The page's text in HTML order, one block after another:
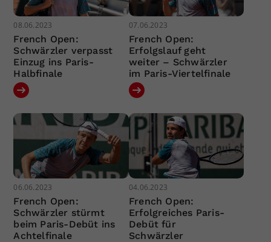
08.06.2023
French Open:
Schwärzler verpasst
Einzug ins Paris-
Halbfinale
07.06.2023
French Open:
Erfolgslauf geht
weiter – Schwärzler
im Paris-Viertelfinale
06.06.2023
French Open:
Schwärzler stürmt
beim Paris-Debüt ins
Achtelfinale
04.06.2023
French Open:
Erfolgreiches Paris-
Debüt für
Schwärzler